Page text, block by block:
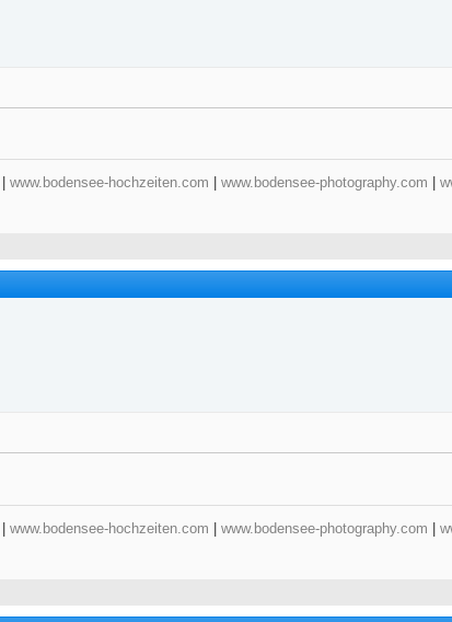
www.bodensee-hochzeiten.com www.bodensee-photography.com
www.bodensee-hochzeiten.com www.bodensee-photography.com